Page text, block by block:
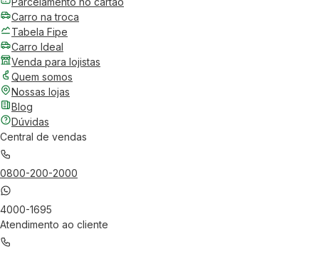
Carro na troca
Tabela Fipe
Carro Ideal
Venda para lojistas
Quem somos
Nossas lojas
Blog
Dúvidas
Central de vendas
0800-200-2000
4000-1695
Atendimento ao cliente